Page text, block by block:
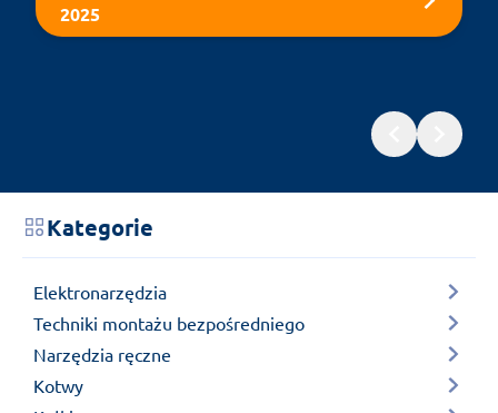
2025
Kategorie
Elektronarzędzia
Techniki montażu bezpośredniego
Narzędzia ręczne
Kotwy